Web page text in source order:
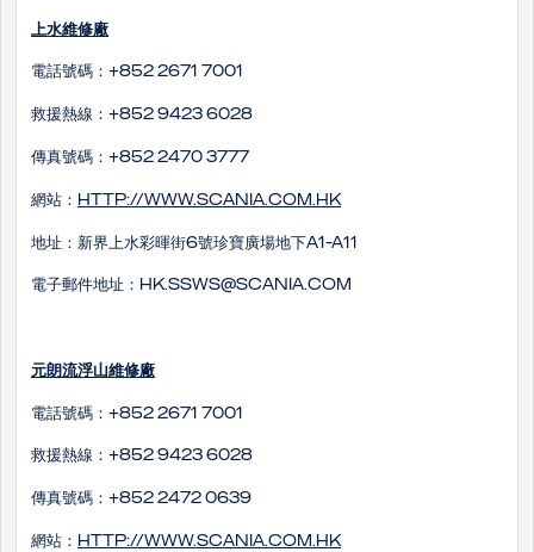
上水維修廠
電話號碼：+852 2671 7001
救援熱線：+852 9423 6028
傳真號碼：+852 2470 3777
網站： http://www.scania.com.hk
地址：新界上水彩暉街6號珍寶廣場地下A1-A11
電子郵件地址：hk.ssws@scania.com
元朗流浮山​維修廠
電話號碼：+852 2671 7001
救援熱線：+852 9423 6028
傳真號碼：+852 2472 0639
網站： http://www.scania.com.hk